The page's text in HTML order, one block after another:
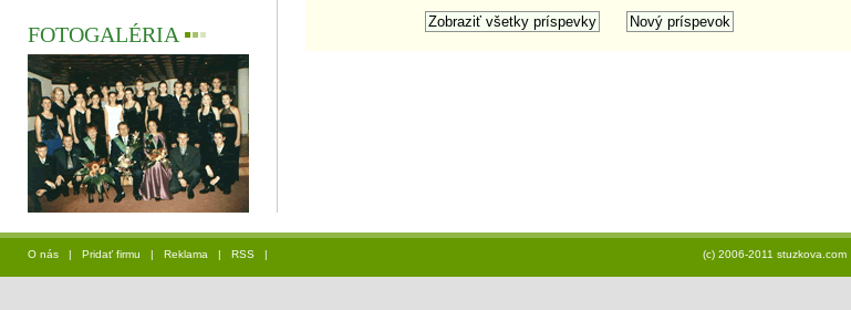
FOTOGALÉRIA ▪▪▪
O nás | Pridať firmu | Reklama | RSS | (c) 2006-2011 stuzkova.com